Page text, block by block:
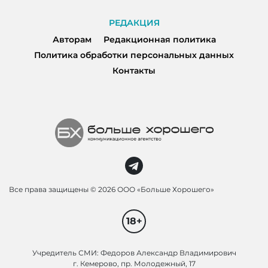
РЕДАКЦИЯ
Авторам
Редакционная политика
Политика обработки персональных данных
Контакты
Все права защищены © 2026 ООО «Больше Хорошего»
18+
Учредитель СМИ: Федоров Александр Владимирович
г. Кемерово, пр. Молодежный, 17